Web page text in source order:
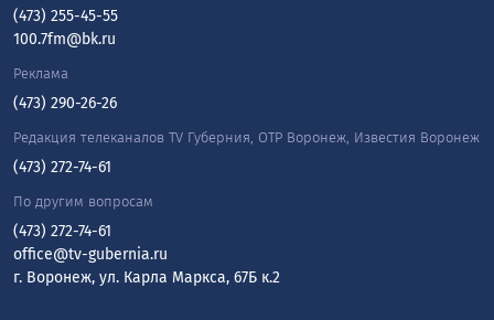
(473) 255-45-55
100.7fm@bk.ru
Реклама
(473) 290-26-26
Редакция телеканалов TV Губерния, ОТР Воронеж, Известия Воронеж
(473) 272-74-61
По другим вопросам
(473) 272-74-61
office@tv-gubernia.ru
г. Воронеж, ул. Карла Маркса, 67Б к.2